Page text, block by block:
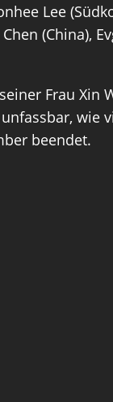
Lee
(China),
Frau Xin
wie
beendet.